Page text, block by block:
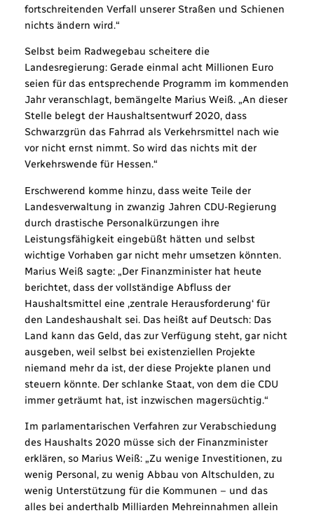
fortschreitenden Verfall unserer Straßen und Schienen
nichts ändern wird.“
Selbst beim Radwegebau scheitere die
Landesregierung: Gerade einmal acht Millionen Euro
seien für das entsprechende Programm im kommenden
Jahr veranschlagt, bemängelte Marius Weiß. „An dieser
Stelle belegt der Haushaltsentwurf 2020, dass
Schwarzgrün das Fahrrad als Verkehrsmittel nach wie
vor nicht ernst nimmt. So wird das nichts mit der
Verkehrswende für Hessen.“
Erschwerend komme hinzu, dass weite Teile der
Landesverwaltung in zwanzig Jahren CDU-Regierung
durch drastische Personalkürzungen ihre
Leistungsfähigkeit eingebüßt hätten und selbst
wichtige Vorhaben gar nicht mehr umsetzen könnten.
Marius Weiß sagte: „Der Finanzminister hat heute
berichtet, dass der vollständige Abfluss der
Haushaltsmittel eine ‚zentrale Herausforderung‘ für
den Landeshaushalt sei. Das heißt auf Deutsch: Das
Land kann das Geld, das zur Verfügung steht, gar nicht
ausgeben, weil selbst bei existenziellen Projekte
niemand mehr da ist, der diese Projekte planen und
steuern könnte. Der schlanke Staat, von dem die CDU
immer geträumt hat, ist inzwischen magersüchtig.“
Im parlamentarischen Verfahren zur Verabschiedung
des Haushalts 2020 müsse sich der Finanzminister
erklären, so Marius Weiß: „Zu wenige Investitionen, zu
wenig Personal, zu wenig Abbau von Altschulden, zu
wenig Unterstützung für die Kommunen – und das
alles bei anderthalb Milliarden Mehreinnahmen allein